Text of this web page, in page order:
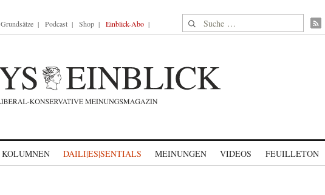
Grundsätze Podcast Shop Einblick-Abo Suche nach:
KOLUMNEN DAILI|ES|SENTIALS MEINUNGEN VIDEOS FEUILLETON